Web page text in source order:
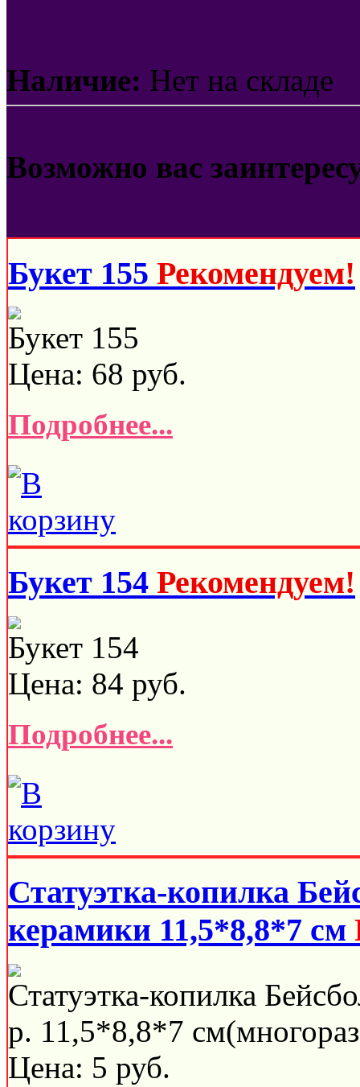
Наличие: Нет на складе
Возможно вас
Букет 155 Рекомендуем!
Букет 155
Цена: 68 руб.
Подробнее...
Букет 154 Рекомендуем!
Букет 154
Цена: 84 руб.
Подробнее...
Статуэтка-копилка
керамики 11,5*8,8*7 см
Статуэтка-копилка
р. 11,5*8,8*7
Цена: 5 руб.